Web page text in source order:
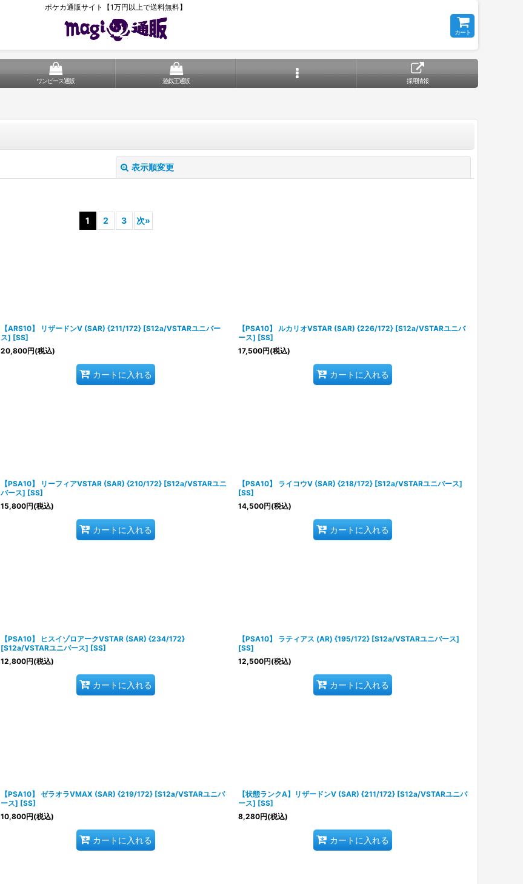
ポケカ通販サイト【1万円以上で送料無料】
カート
ワンピース通販 遊戯王通販 採用情報
表示順変更
1 2 3 次»
【ARS10】 リザードンV (SAR) {211/172} [S12a/VSTARユニバー
ス] [SS]
20,800円(税込)
カートに入れる
【PSA10】 ルカリオVSTAR (SAR) {226/172} [S12a/VSTARユニバ
ース] [SS]
17,500円(税込)
カートに入れる
【PSA10】 リーフィアVSTAR (SAR) {210/172} [S12a/VSTARユニ
バース] [SS]
15,800円(税込)
カートに入れる
【PSA10】 ライコウV (SAR) {218/172} [S12a/VSTARユニバース]
[SS]
14,500円(税込)
カートに入れる
【PSA10】 ヒスイゾロアークVSTAR (SAR) {234/172}
[S12a/VSTARユニバース] [SS]
12,800円(税込)
カートに入れる
【PSA10】 ラティアス (AR) {195/172} [S12a/VSTARユニバース]
[SS]
12,500円(税込)
カートに入れる
【PSA10】 ゼラオラVMAX (SAR) {219/172} [S12a/VSTARユニバ
ース] [SS]
10,800円(税込)
カートに入れる
【状態ランクA】リザードンV (SAR) {211/172} [S12a/VSTARユニバ
ース] [SS]
8,280円(税込)
カートに入れる